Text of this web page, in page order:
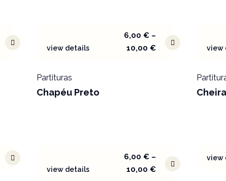
view details
6,00€ –
10,00€
Partituras
Chapéu Preto
view
view details
6,00€ –
10,00€
view